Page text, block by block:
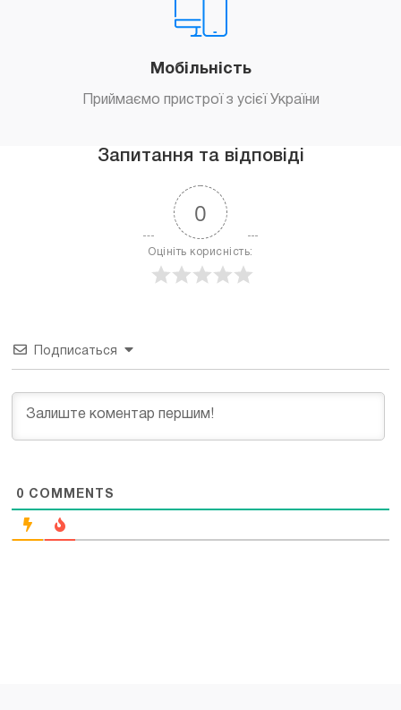
Мобільність
Приймаємо пристрої з усієї України
Запитання та відповіді
0
Оцініть корисність:
Подписаться
0 COMMENTS